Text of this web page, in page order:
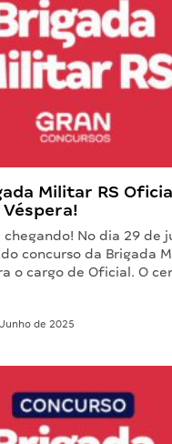
Militar RS
No dia 29 de
concurso da Brigada
o cargo de Oficial. O
de 2025